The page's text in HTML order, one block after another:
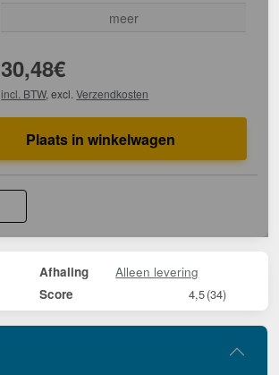
meer
30,48€
incl. BTW, excl.Verzendkosten
Plaats in winkelwagen
Afhaling Alleen levering
Score 4,5(34)